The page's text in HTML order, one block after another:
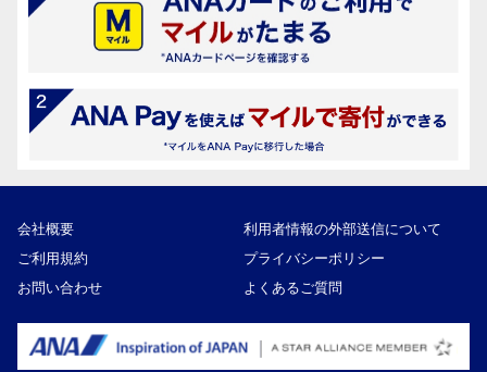
会社概要
利用者情報の外部送信について
ご利用規約
プライバシーポリシー
お問い合わせ
よくあるご質問